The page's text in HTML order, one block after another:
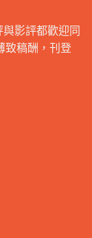
影評都歡迎同
致稿酬，刊登